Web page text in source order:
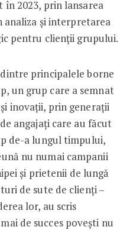
2023, prin lansarea
analiza și interpretarea
pentru clienții grupului.
principalele borne
un grup care a semnat
inovații, prin generații
angajați care au făcut
de-a lungul timpului,
nu numai campanii
și prietenii de lungă
de sute de clienți –
lor, au scris
de succes povești nu